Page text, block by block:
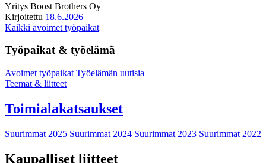
Yritys Boost Brothers Oy
Kirjoitettu 18.6.2026
Kaikki avoimet työpaikat
Työpaikat & työelämä
Avoimet työpaikat Työelämän uutisia
Teemat & liitteet
Toimialakatsaukset
Suurimmat 2025 Suurimmat 2024 Suurimmat 2023 Suurimmat 2022
Kaupalliset liitteet